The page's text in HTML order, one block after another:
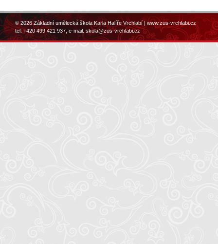
© 2026 Základní umělecká škola Karla Halíře Vrchlabí |www.zus-vrchlabi.cz
tel: +420 499 421 937, e-mail:skola@zus-vrchlabi.cz